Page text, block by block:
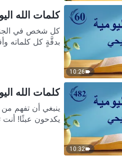
10:26
كلمات الله
كل شخص في
بدقَّةٍ كل كلماته
10:32
كلمات الله
ينبغي أن تفهم
يكدحون عبثًا! أنت